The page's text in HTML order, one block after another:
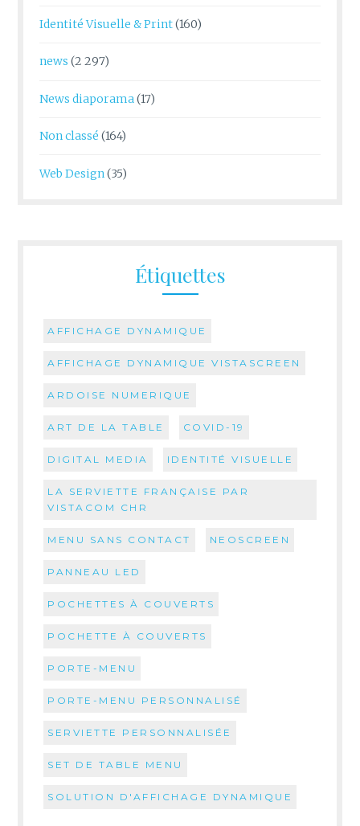
Identité Visuelle & Print(160)
news (2 297)
News diaporama(17)
Non classé (164)
Web Design (35)
Étiquettes
AFFICHAGE DYNAMIQUE
AFFICHAGE DYNAMIQUE VISTASCREEN
ARDOISE NUMERIQUE
ART DE LA TABLE COVID-19
DIGITAL MEDIA IDENTITÉ VISUELLE
LA SERVIETTE FRANÇAISE PAR
VISTACOM CHR
MENU SANS CONTACT NEOSCREEN
PANNEAU LED
POCHETTES À COUVERTS
POCHETTE À COUVERTS
PORTE-MENU
PORTE-MENU PERSONNALISÉ
SERVIETTE PERSONNALISÉE
SET DE TABLE MENU
SOLUTION D'AFFICHAGE DYNAMIQUE